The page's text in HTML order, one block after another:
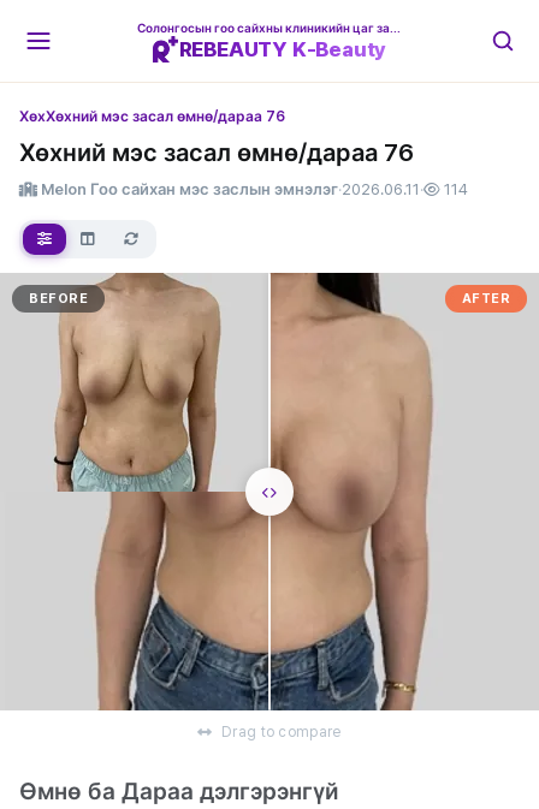
REBEAUTY K-Beauty
ХөхХөхний мэс засал өмнө/дараа 76
Хөхний мэс засал өмнө/дараа 76
Melon Гоо сайхан мэс заслын эмнэлэг·2026.06.11 · 114
AFTER
BEFORE
Drag to compare
Өмнө ба Дараа дэлгэрэнгүй